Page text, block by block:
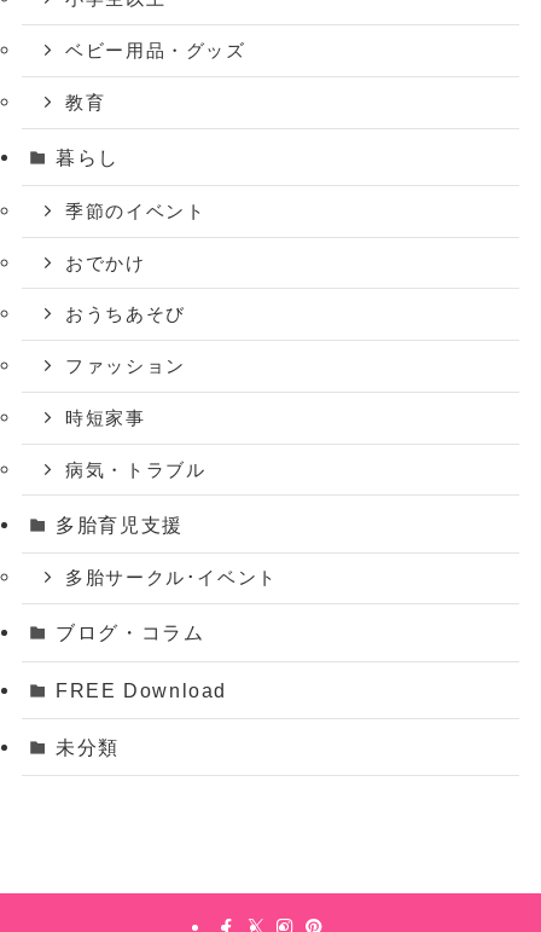
ベビー用品・グッズ
教育
暮らし
季節のイベント
おでかけ
おうちあそび
ファッション
時短家事
病気・トラブル
多胎育児支援
多胎サークル･イベント
ブログ・コラム
FREE Download
未分類